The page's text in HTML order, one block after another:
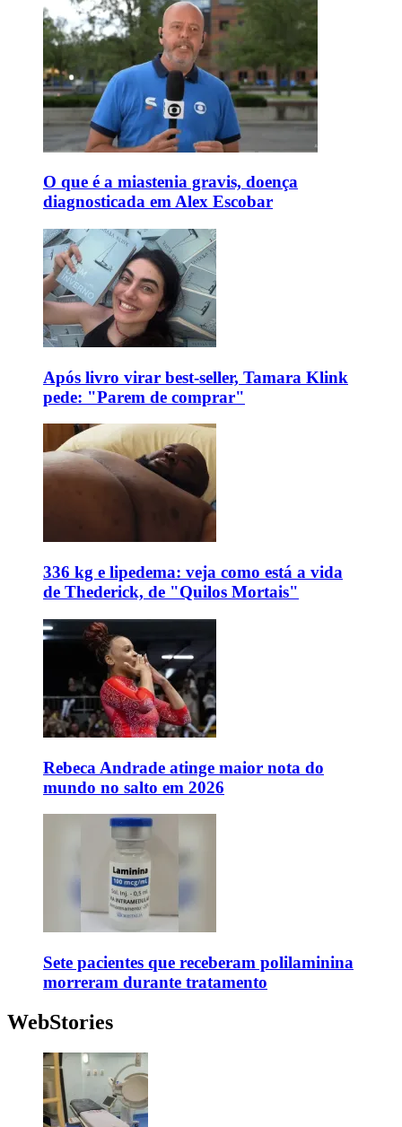
O que é a miastenia gravis, doença
diagnosticada em Alex Escobar
Após livro virar best-seller, Tamara Klink
pede: "Parem de comprar"
336 kg e lipedema: veja como está a vida
de Thederick, de "Quilos Mortais"
Rebeca Andrade atinge maior nota do
mundo no salto em 2026
Sete pacientes que receberam polilaminina
morreram durante tratamento
WebStories